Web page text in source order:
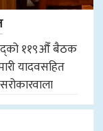
११९औँ बैठक
यादवसहित